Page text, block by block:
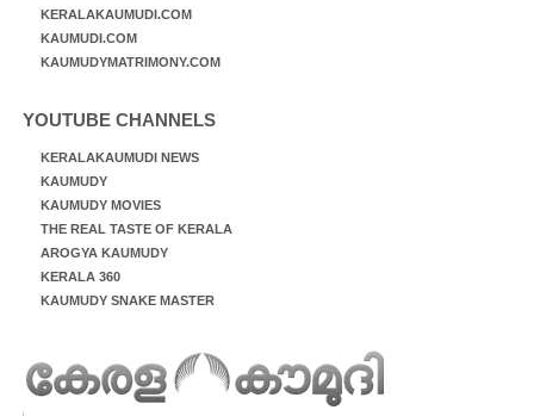
KERALAKAUMUDI.COM
KAUMUDI.COM
KAUMUDYMATRIMONY.COM
YOUTUBE CHANNELS
KERALAKAUMUDI NEWS
KAUMUDY
KAUMUDY MOVIES
THE REAL TASTE OF KERALA
AROGYA KAUMUDY
KERALA 360
KAUMUDY SNAKE MASTER